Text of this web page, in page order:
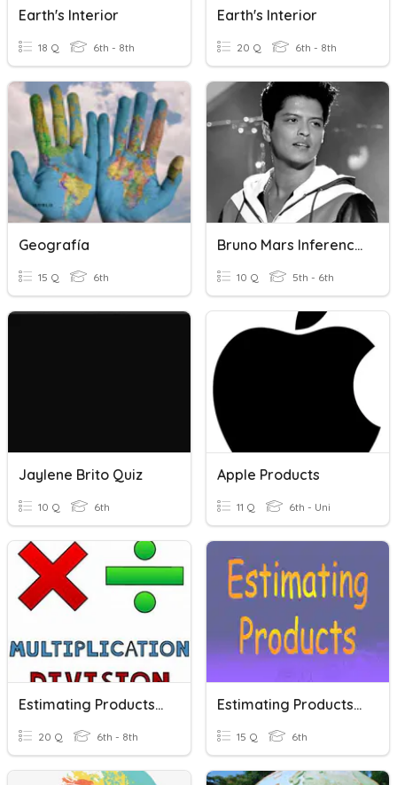
Earth's Interior
18 Q 6th - 8th
Earth's Interior
20 Q 6th - 8th
Geografía
15 Q 6th
Bruno Mars Inference Practice
10 Q 5th - 6th
Jaylene Brito Quiz
10 Q 6th
Apple Products
11 Q 6th - Uni
Estimating Products And Quotients
20 Q 6th - 8th
Estimating Products Of Fractions
15 Q 6th